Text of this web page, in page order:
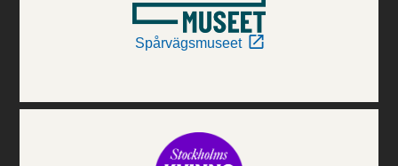
Spårvägsmuseet